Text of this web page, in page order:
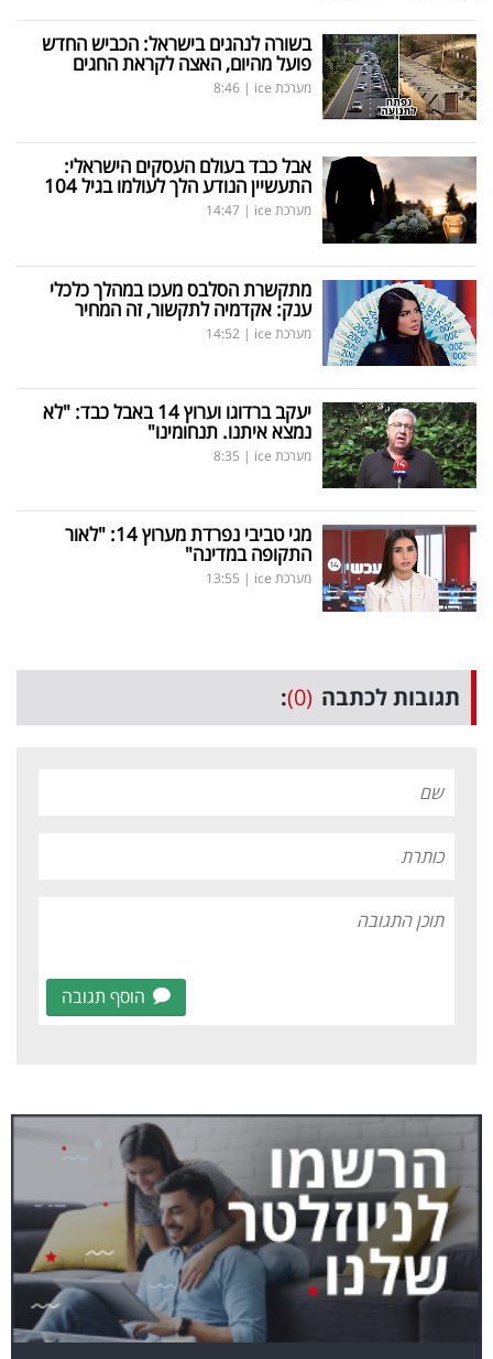
בשורה לנהגים בישראל: הכביש החדש
פועל מהיום, האצה לקראת החגים
מערכת ice |
8:46
אבל כבד בעולם העסקים הישראלי:
התעשיין הנודע הלך לעולמו בגיל 104
מערכת ice |
14:47
מתקשרת הסלבס מעכו במהלך כלכלי
ענק: אקדמיה לתקשור, זה המחיר
מערכת ice |
14:52
יעקב ברדוגו וערוץ 14 באבל כבד: "לא
נמצא איתנו. תנחומינו"
מערכת ice |
8:35
מגי טביבי נפרדת מערוץ 14: "לאור
התקופה במדינה"
מערכת ice |
13:55
תגובות לכתבה (0)
:
הוסף תגובה